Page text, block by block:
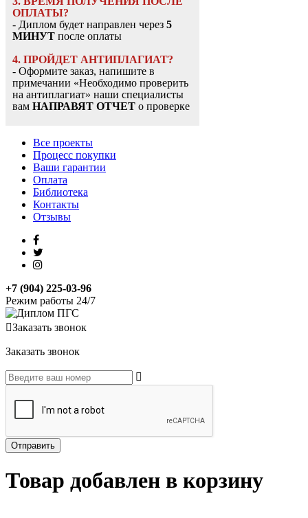
ОПЛАТЫ?
- Диплом будет направлен через 5
МИНУТ после оплаты
4. ПРОЙДЕТ АНТИПЛАГИАТ?
- Оформите заказ, напишите в
примечании «Необходимо проверить
на антиплагиат» наши специалисты
вам НАПРАВЯТ ОТЧЕТ о проверке
Все проекты
Процесс покупки
Ваши гарантии
Оплата
Библиотека
Контакты
Отзывы
+7 (904) 225-03-96
Режим работы 24/7
Заказать звонок
Заказать звонок
Товар добавлен в корзину